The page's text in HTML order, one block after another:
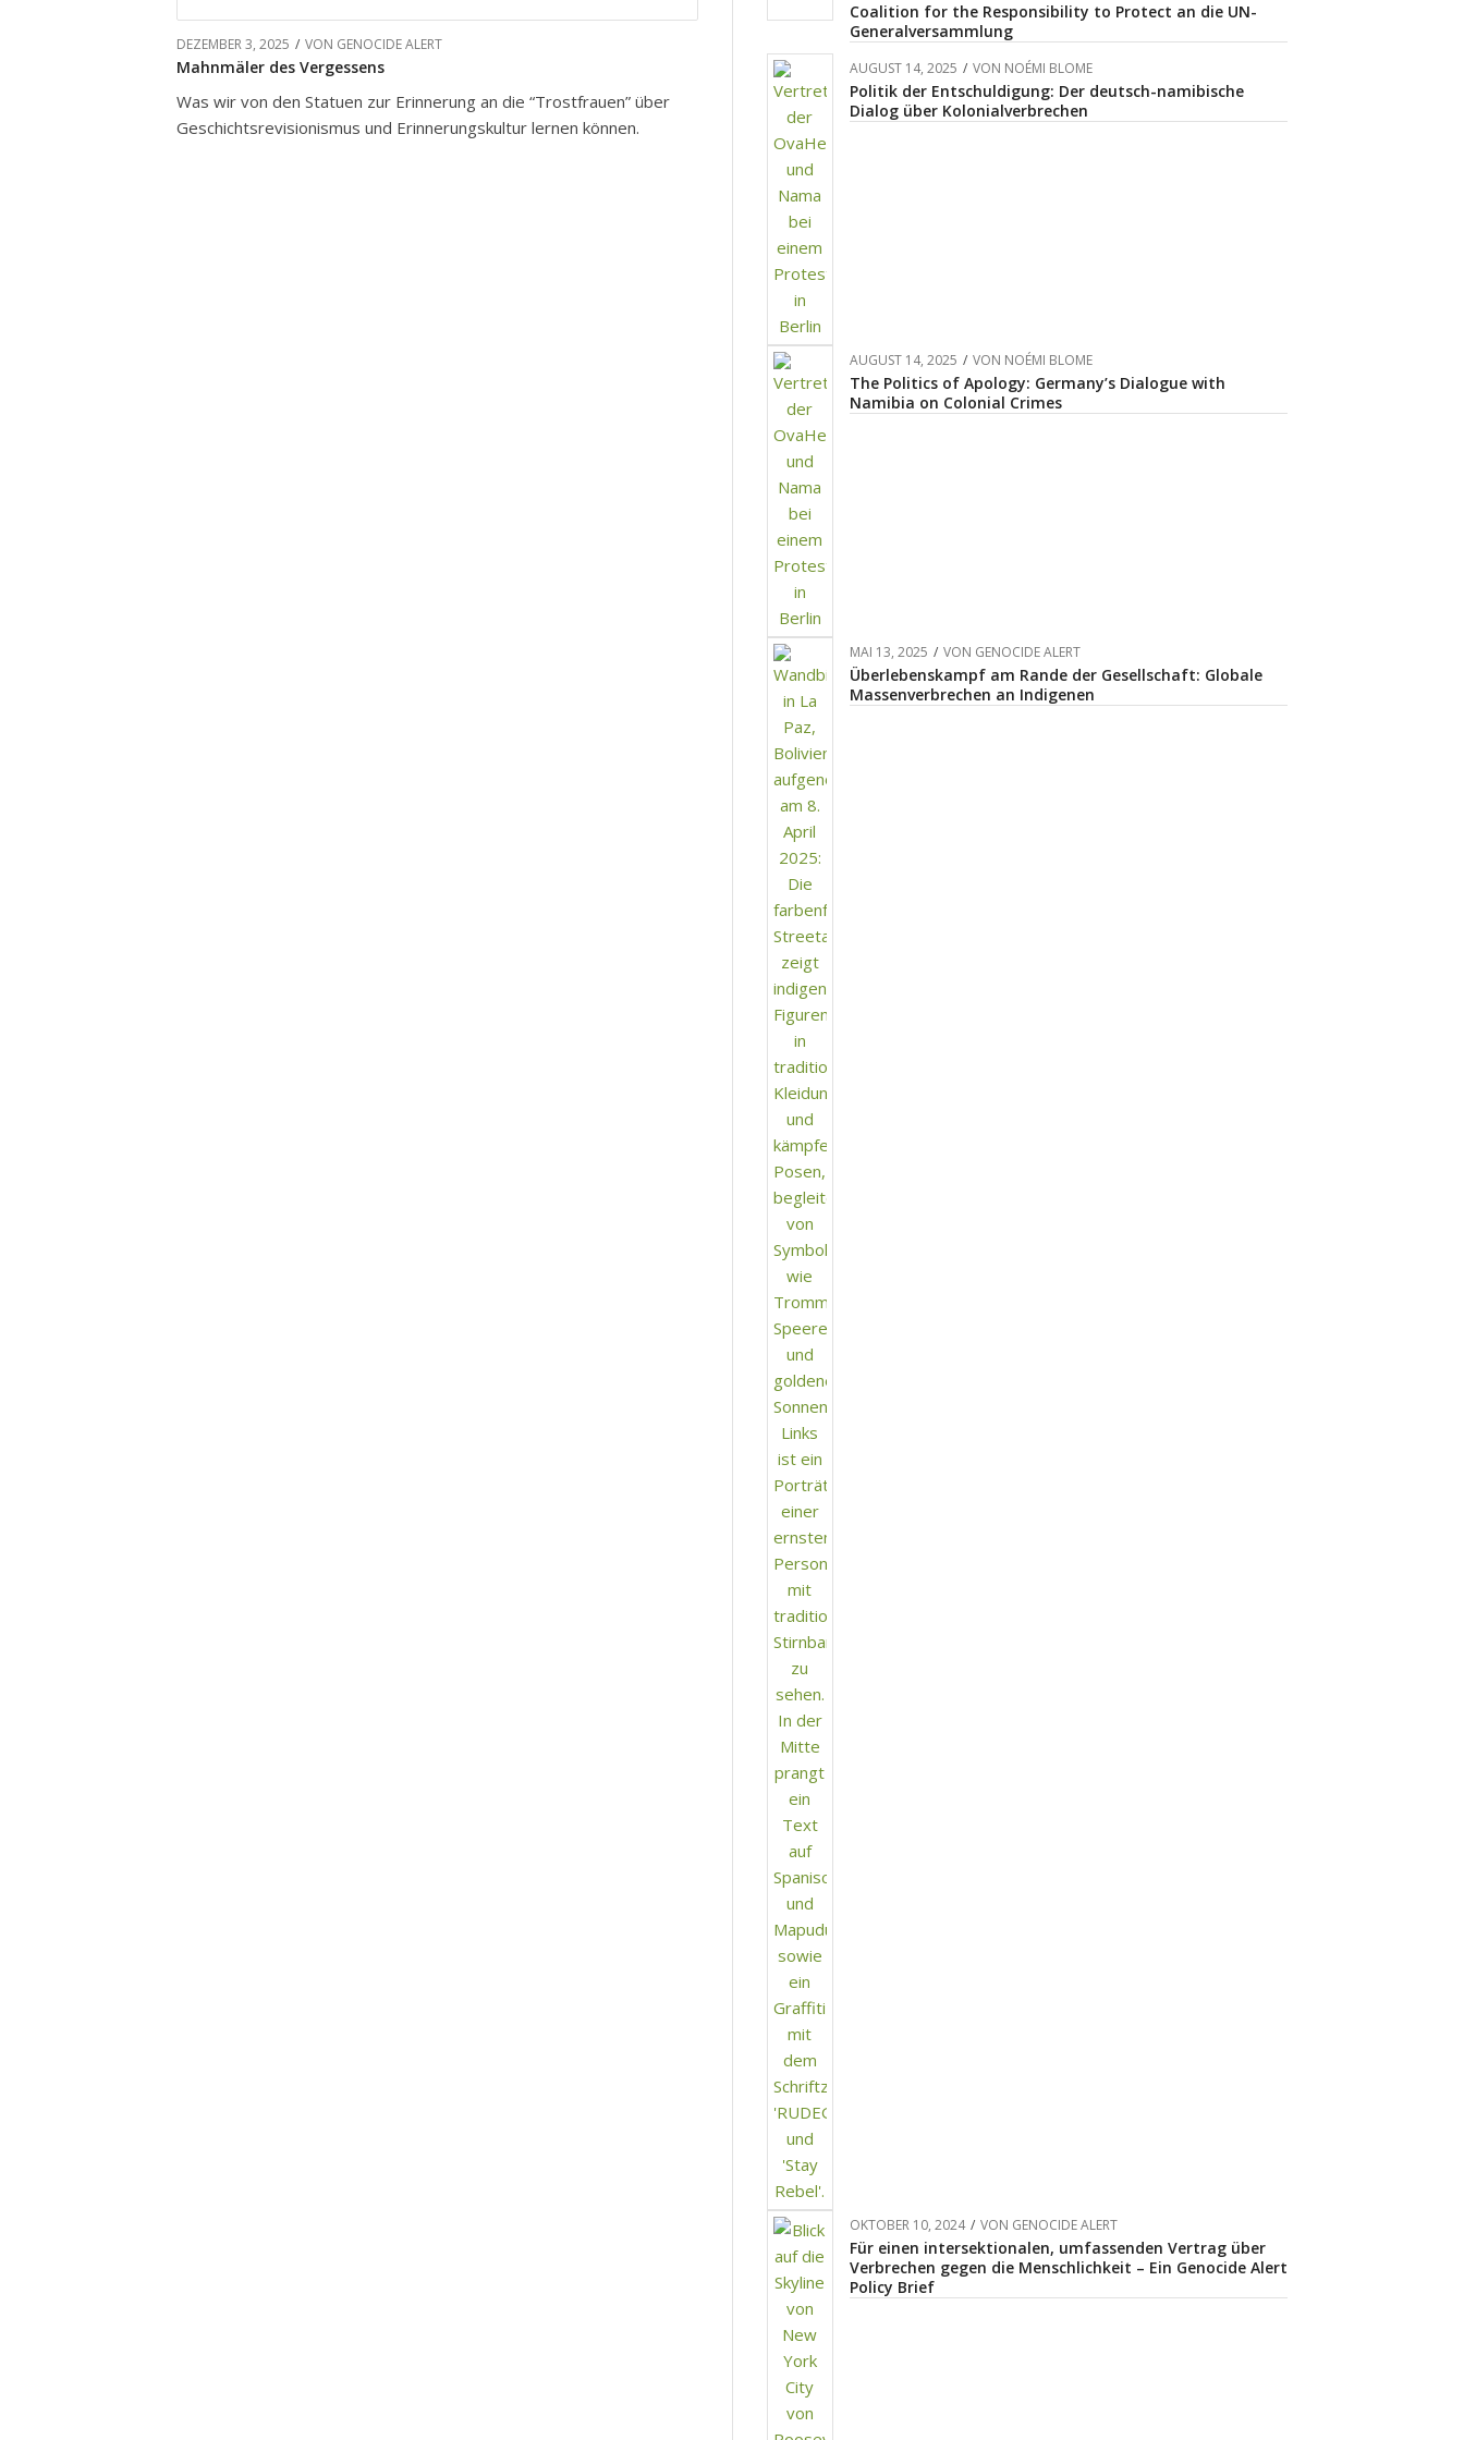
DEZEMBER 3, 2025 / VON GENOCIDE ALERT
Mahnmäler des Vergessens
Was wir von den Statuen zur Erinnerung an die “Trostfrauen” über
Geschichtsrevisionismus und Erinnerungskultur lernen können.
Coalition for the Responsibility to Protect an die UN-
Generalversammlung
AUGUST 14, 2025 / VON NOÉMI BLOME
Politik der Entschuldigung: Der deutsch-namibische
Dialog über Kolonialverbrechen
AUGUST 14, 2025 / VON NOÉMI BLOME
The Politics of Apology: Germany’s Dialogue with
Namibia on Colonial Crimes
MAI 13, 2025 / VON GENOCIDE ALERT
Überlebenskampf am Rande der Gesellschaft: Globale
Massenverbrechen an Indigenen
OKTOBER 10, 2024 / VON GENOCIDE ALERT
Für einen intersektionalen, umfassenden Vertrag über
Verbrechen gegen die Menschlichkeit – Ein Genocide Alert
Policy Brief